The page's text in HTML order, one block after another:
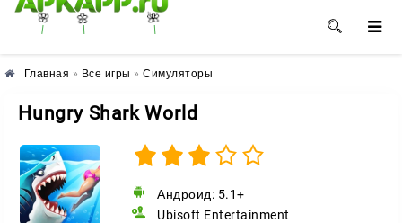
🌸 🌼 🌺
Главная » Все игры » Симуляторы
Hungry Shark World
Андроид: 5.1+
Ubisoft Entertainment